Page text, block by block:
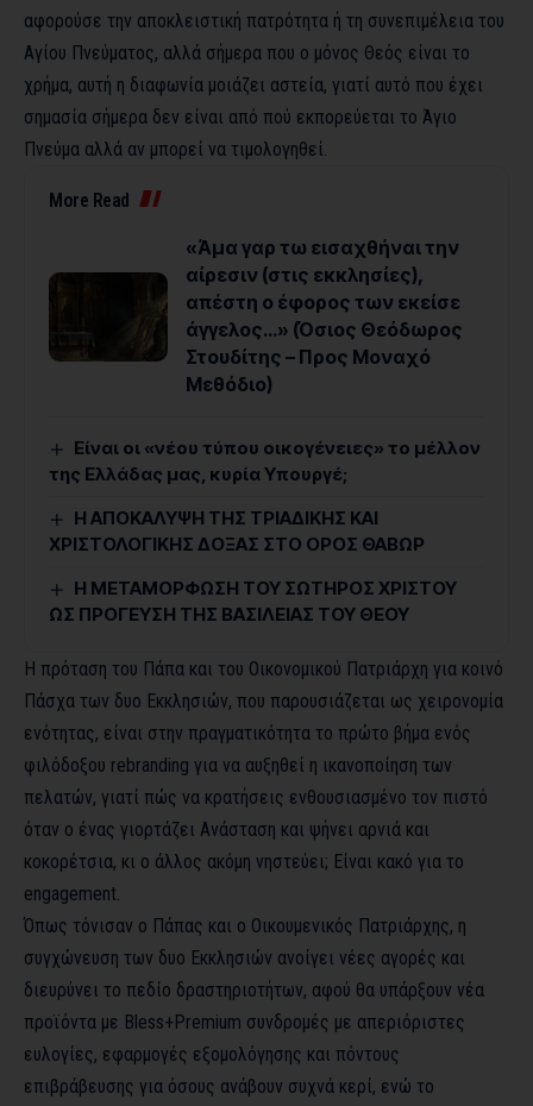
αφορούσε την αποκλειστική πατρότητα ή τη συνεπιμέλεια του
Αγίου Πνεύματος, αλλά σήμερα που ο μόνος Θεός είναι το
χρήμα, αυτή η διαφωνία μοιάζει αστεία, γιατί αυτό που έχει
σημασία σήμερα δεν είναι από πού εκπορεύεται το Άγιο
Πνεύμα αλλά αν μπορεί να τιμολογηθεί.
More Read
«Άμα γαρ τω εισαχθήναι την
αίρεσιν (στις εκκλησίες),
απέστη ο έφορος των εκείσε
άγγελος…» (Όσιος Θεόδωρος
Στουδίτης – Προς Μοναχό
Μεθόδιο)
Είναι οι «νέου τύπου οικογένειες» το μέλλον
της Ελλάδας μας, κυρία Υπουργέ;
Η ΑΠΟΚΑΛΥΨΗ ΤΗΣ ΤΡΙΑΔΙΚΗΣ ΚΑΙ
ΧΡΙΣΤΟΛΟΓΙΚΗΣ ΔΟΞΑΣ ΣΤΟ ΟΡΟΣ ΘΑΒΩΡ
Η ΜΕΤΑΜΟΡΦΩΣΗ ΤΟΥ ΣΩΤΗΡΟΣ ΧΡΙΣΤΟΥ
ΩΣ ΠΡΟΓΕΥΣΗ ΤΗΣ ΒΑΣΙΛΕΙΑΣ ΤΟΥ ΘΕΟΥ
Η πρόταση του Πάπα και του Οικονομικού Πατριάρχη για κοινό
Πάσχα των δυο Εκκλησιών, που παρουσιάζεται ως χειρονομία
ενότητας, είναι στην πραγματικότητα το πρώτο βήμα ενός
φιλόδοξου rebranding για να αυξηθεί η ικανοποίηση των
πελατών, γιατί πώς να κρατήσεις ενθουσιασμένο τον πιστό
όταν ο ένας γιορτάζει Ανάσταση και ψήνει αρνιά και
κοκορέτσια, κι ο άλλος ακόμη νηστεύει; Είναι κακό για το
engagement.
Όπως τόνισαν ο Πάπας και ο Οικουμενικός Πατριάρχης, η
συγχώνευση των δυο Εκκλησιών ανοίγει νέες αγορές και
διευρύνει το πεδίο δραστηριοτήτων, αφού θα υπάρξουν νέα
προϊόντα με Bless+Premium συνδρομές με απεριόριστες
ευλογίες, εφαρμογές εξομολόγησης και πόντους
επιβράβευσης για όσους ανάβουν συχνά κερί, ενώ το